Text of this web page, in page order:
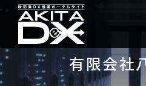
有限会社